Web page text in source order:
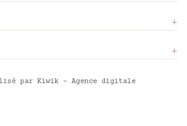
par Kiwik - Agence digitale